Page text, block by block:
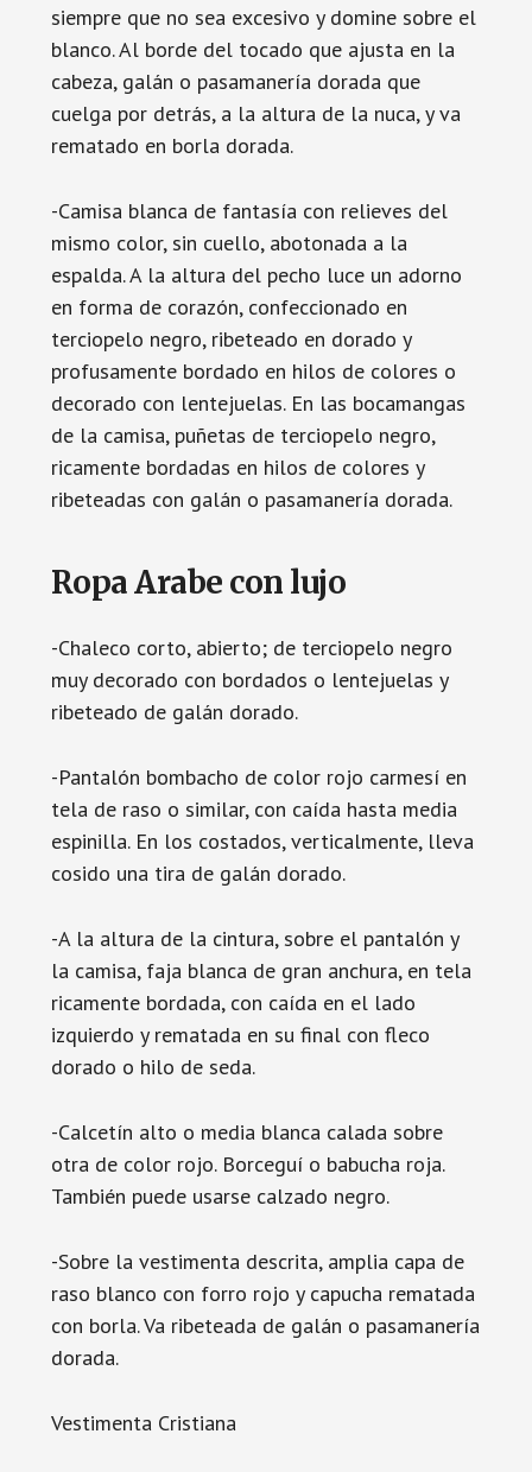
siempre que no sea excesivo y domine sobre el
blanco. Al borde del tocado que ajusta en la
cabeza, galán o pasamanería dorada que
cuelga por detrás, a la altura de la nuca, y va
rematado en borla dorada.
-Camisa blanca de fantasía con relieves del
mismo color, sin cuello, abotonada a la
espalda. A la altura del pecho luce un adorno
en forma de corazón, confeccionado en
terciopelo negro, ribeteado en dorado y
profusamente bordado en hilos de colores o
decorado con lentejuelas. En las bocamangas
de la camisa, puñetas de terciopelo negro,
ricamente bordadas en hilos de colores y
ribeteadas con galán o pasamanería dorada.
Ropa Arabe con lujo
-Chaleco corto, abierto; de terciopelo negro
muy decorado con bordados o lentejuelas y
ribeteado de galán dorado.
-Pantalón bombacho de color rojo carmesí en
tela de raso o similar, con caída hasta media
espinilla. En los costados, verticalmente, lleva
cosido una tira de galán dorado.
-A la altura de la cintura, sobre el pantalón y
la camisa, faja blanca de gran anchura, en tela
ricamente bordada, con caída en el lado
izquierdo y rematada en su final con fleco
dorado o hilo de seda.
-Calcetín alto o media blanca calada sobre
otra de color rojo. Borceguí o babucha roja.
También puede usarse calzado negro.
-Sobre la vestimenta descrita, amplia capa de
raso blanco con forro rojo y capucha rematada
con borla. Va ribeteada de galán o pasamanería
dorada.
Vestimenta Cristiana